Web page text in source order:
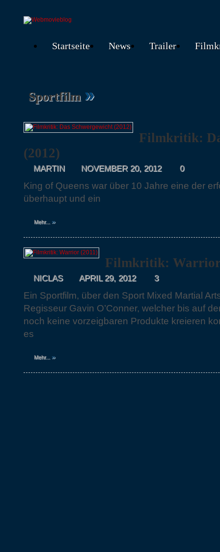
Startseite News Trailer
Sportfilm »
Filmkritik:
(2012)
MARTIN NOVEMBER 20, 2012 0
King of Queens war über 10 Jahre eine der
überhaupt und ein
Mehr... »
Filmkritik: Warrior
NICLAS APRIL 29, 2012 3
Ein Sportfilm, über den Sport Mixed Martial
Regisseur Gavin O’Conner, welcher bis auf
noch keine vorzeigbaren Produkte kreieren
es
Mehr... »